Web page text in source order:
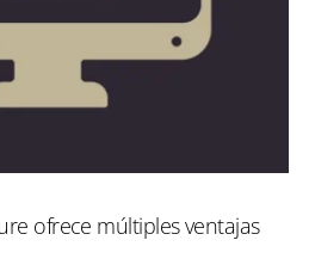
ofrece múltiples ventajas